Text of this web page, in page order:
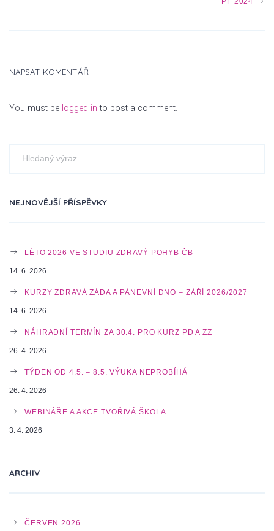
I
G
A
T
NAPSAT KOMENTÁŘ
You must be logged in to post a comment.
NEJNOVĚJŠÍ PŘÍSPĚVKY
LÉTO 2026 VE STUDIU ZDRAVÝ POHYB ČB
14. 6. 2026
KURZY ZDRAVÁ ZÁDA A PÁNEVNÍ DNO – ZÁŘÍ 2026/2027
14. 6. 2026
NÁHRADNÍ TERMÍN ZA 30.4. PRO KURZ PD A ZZ
26. 4. 2026
TÝDEN OD 4.5. – 8.5. VÝUKA NEPROBÍHÁ
26. 4. 2026
WEBINÁŘE A AKCE TVOŘIVÁ ŠKOLA
3. 4. 2026
ARCHIV
ČERVEN 2026